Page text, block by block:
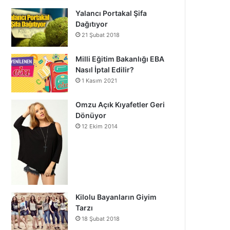
Yalancı Portakal Şifa
Dağıtıyor
21 Şubat 2018
Milli Eğitim Bakanlığı EBA
Nasıl İptal Edilir?
1 Kasım 2021
Omzu Açık Kıyafetler Geri
Dönüyor
12 Ekim 2014
Kilolu Bayanların Giyim
Tarzı
18 Şubat 2018